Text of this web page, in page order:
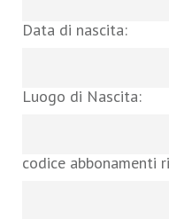
Data di nascita:
Luogo di Nascita:
codice abbonamenti